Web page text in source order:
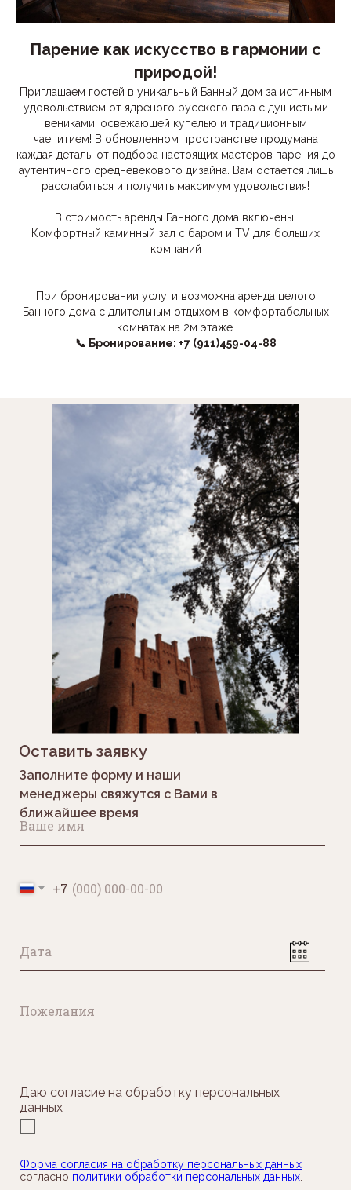
Парение как искусство в гармонии с
природой!
Приглашаем гостей в уникальный Банный дом за истинным
удовольствием от ядреного русского пара с душистыми
вениками, освежающей купелью и традиционным
чаепитием! В обновленном пространстве продумана
каждая деталь: от подбора настоящих мастеров парения до
аутентичного средневекового дизайна. Вам остается лишь
расслабиться и получить максимум удовольствия!
В стоимость аренды Банного дома включены:
Комфортный каминный зал с баром и ТV для больших
компаний
При бронировании услуги возможна аренда целого
Банного дома с длительным отдыхом в комфортабельных
комнатах на 2м этаже.
📞 Бронирование: +7 (911)459-04-88
Оставить заявку
+7
Даю согласие на обработку персональных
данных
Форма согласия на обработку персональных данных
согласно политики обработки персональных данных
Заполните форму и наши
менеджеры свяжутся с Вами в
ближайшее время